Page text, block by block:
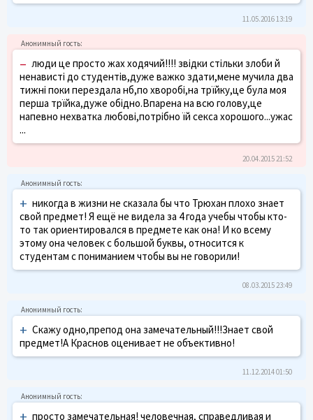
11.05.2016 13:19
– люди це просто жах ходячий!!!! звідки стільки злоби й
ненависті до студентів,дуже важко здати,мене мучила два
тижні поки перездала нб,по хворобі,на трїйку,це була моя
перша трїйка,дуже обідно.Впарена на всю голову,це
напевно нехватка любові,потрібно їй секса хорошого...ужас
...
20.04.2015 21:52
+ никогда в жизни не сказала бы что Трюхан плохо знает
свой предмет! Я ещё не видела за 4 года учебы чтобы кто-
то так ориентировался в предмете как она! И ко всему
этому она человек с большой буквы, относится к
студентам с пониманием чтобы вы не говорили!
08.03.2015 23:49
+ Скажу одно,препод она замечательный!!!Знает свой
предмет!А Краснов оценивает не объективно!
11.12.2014 01:50
+ просто замечательная! человечная, справедливая и